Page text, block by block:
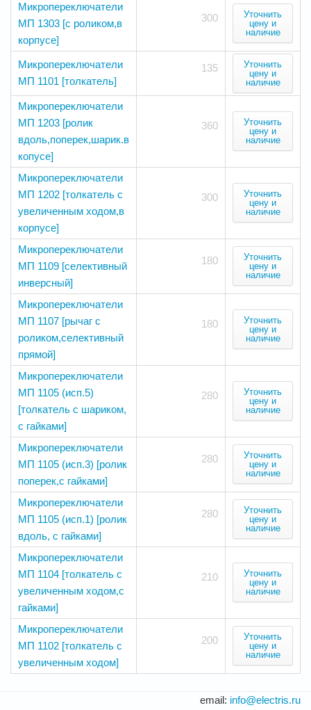
Микропереключатели
МП 1303 [с роликом,в
корпусе]
300
Уточнить
цену и
наличие
Микропереключатели
МП 1101 [толкатель]
135
Уточнить
цену и
наличие
Микропереключатели
МП 1203 [ролик
вдоль,поперек,шарик.в
копусе]
360
Уточнить
цену и
наличие
Микропереключатели
МП 1202 [толкатель с
увеличенным ходом,в
корпусе]
300
Уточнить
цену и
наличие
Микропереключатели
МП 1109 [селективный
инверсный]
180
Уточнить
цену и
наличие
Микропереключатели
МП 1107 [рычаг с
роликом,селективный
прямой]
180
Уточнить
цену и
наличие
Микропереключатели
МП 1105 (исп.5)
[толкатель с шариком,
с гайками]
280
Уточнить
цену и
наличие
Микропереключатели
МП 1105 (исп.3) [ролик
поперек,с гайками]
280
Уточнить
цену и
наличие
Микропереключатели
МП 1105 (исп.1) [ролик
вдоль, с гайками]
280
Уточнить
цену и
наличие
Микропереключатели
МП 1104 [толкатель с
увеличенным ходом,с
гайками]
210
Уточнить
цену и
наличие
Микропереключатели
МП 1102 [толкатель с
увеличенным ходом]
200
Уточнить
цену и
наличие
email: info@electris.ru